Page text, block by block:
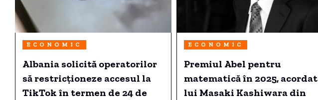
ECONOMIC
Albania solicită operatorilor
să restricționeze accesul la
TikTok în termen de 24 de
ECONOMIC
Premiul Abel pentru
matematică în 2025, acordat
lui Masaki Kashiwara din